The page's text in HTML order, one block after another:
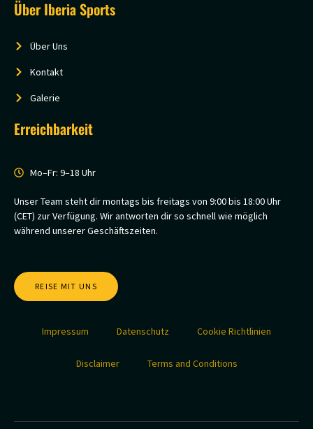
Über Iberia Sports
Über Uns
Kontakt
Galerie
Erreichbarkeit
Mo–Fr: 9–18 Uhr
Unser Team steht dir montags bis freitags von 9:00 bis 18:00 Uhr
(CET) zur Verfügung. Wir antworten dir so schnell wie möglich
während unserer Geschäftszeiten.
REISE MIT UNS
Impressum Datenschutz Cookie Richtlinien
Disclaimer Terms and Conditions